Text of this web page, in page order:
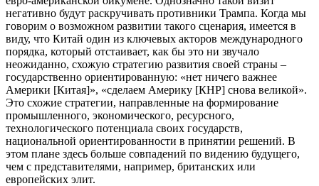
негативно будут раскручивать противники Трампа. Когда мы
говорим о возможном развитии такого сценария, имеется в
виду, что Китай один из ключевых акторов международного
порядка, который отстаивает, как бы это ни звучало
неожиданно, схожую стратегию развития своей страны –
государственно ориентированную: «нет ничего важнее
Америки [Китая]», «сделаем Америку [КНР] снова великой».
Это схожие стратегии, направленные на формирование
промышленного, экономического, ресурсного,
технологического потенциала своих государств,
национальной ориентированности в принятии решений. В
этом плане здесь больше совпадений по видению будущего,
чем с представителями, например, британских или
европейских элит.